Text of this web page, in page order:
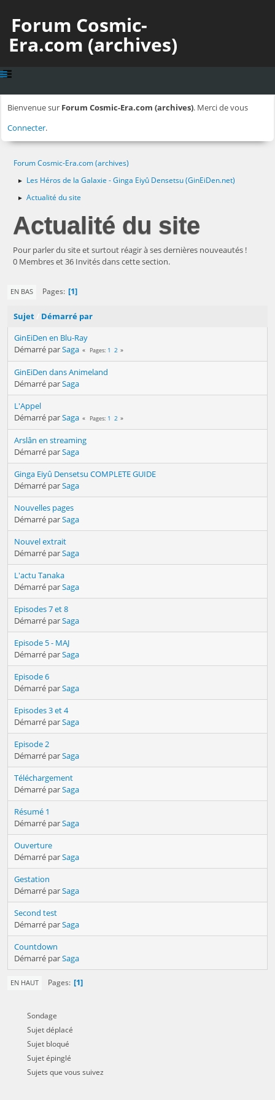
Forum Cosmic-
Era.com (archives)
Bienvenue sur Forum Cosmic-Era.com (archives). Merci de vous
Connecter.
Forum Cosmic-Era.com (archives)
► Les Héros de la Galaxie - Ginga Eiyû Densetsu (GinEiDen.net)
► Actualité du site
Actualité du site
Pour parler du site et surtout réagir à ses dernières nouveautés !
0 Membres et 36 Invités dans cette section.
EN BAS Pages 1
Sujet
Démarré par
GinEiDen en Blu-Ray
Démarré parSaga Pages 1 2
GinEiDen dans Animeland
Démarré parSaga
L'Appel
Démarré parSaga Pages 1 2
Arslân en streaming
Démarré parSaga
Ginga Eiyû Densetsu COMPLETE GUIDE
Démarré parSaga
Nouvelles pages
Démarré parSaga
Nouvel extrait
Démarré parSaga
L'actu Tanaka
Démarré parSaga
Episodes 7 et 8
Démarré parSaga
Episode 5 - MAJ
Démarré parSaga
Episode 6
Démarré parSaga
Episodes 3 et 4
Démarré parSaga
Episode 2
Démarré parSaga
Téléchargement
Démarré parSaga
Résumé 1
Démarré parSaga
Ouverture
Démarré parSaga
Gestation
Démarré parSaga
Second test
Démarré parSaga
Countdown
Démarré parSaga
EN HAUT Pages 1
Sondage
Sujet déplacé
Sujet bloqué
Sujet épinglé
Sujets que vous suivez